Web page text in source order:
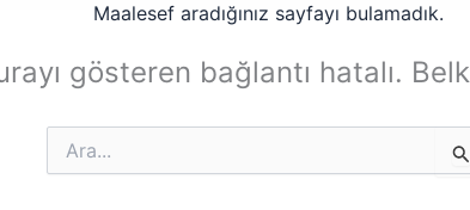
Maalesef aradığınız sayfayı bulamadık.
gösteren bağlantı hatalı.
Search
for: